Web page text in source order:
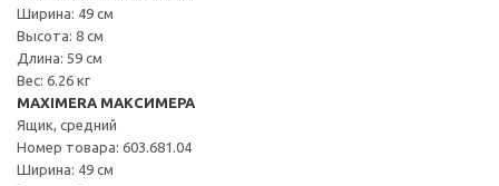
Ширина: 49 см
Высота: 8 см
Длина: 59 см
Вес: 6.26 кг
MAXIMERA МАКСИМЕРА
Ящик, средний
Номер товара: 603.681.04
Ширина: 49 см